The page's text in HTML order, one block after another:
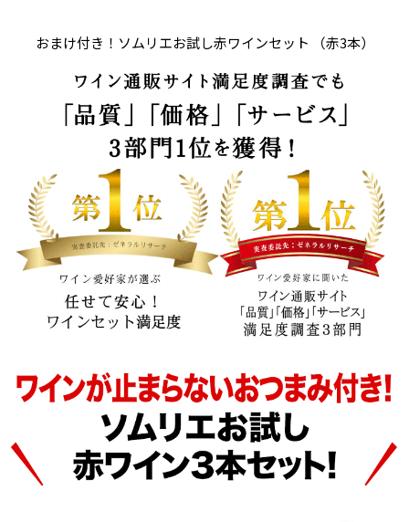
おまけ付き！ソムリエお試し赤ワインセット （赤3本）